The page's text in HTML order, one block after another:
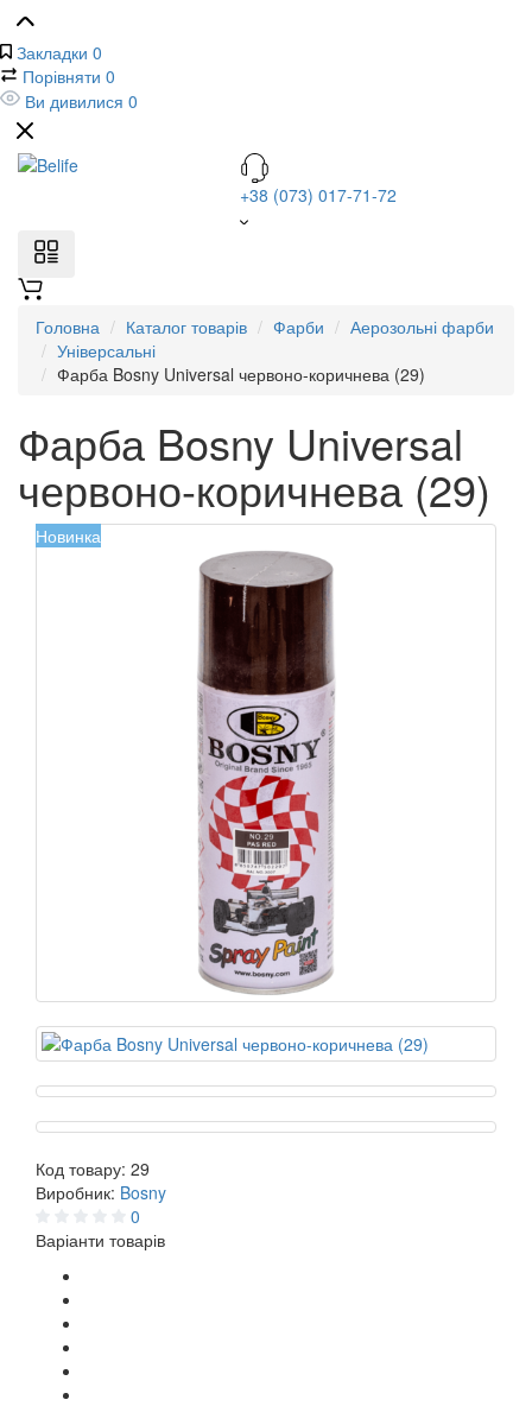
Закладки 0
Порівняти 0
Ви дивилися 0
+38 (073) 017-71-72
Головна Каталог товарів Фарби
Аерозольні фарби
Універсальні
Фарба Bosny Universal червоно-коричнева (29)
Фарба Bosny Universal
червоно-коричнева (29)
Новинка
Код товару: 29
Виробник: Bosny
0
Варіанти товарів